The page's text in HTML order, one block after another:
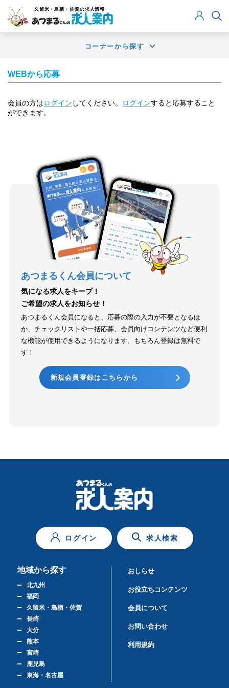
久留米・鳥栖・佐賀の求人情報
コーナーから探す
WEBから応募
会員の方はログイン してください。 ログインすると応募すること
ができます。
あつまるくん会員について
気になる求人をキープ！
ご希望の求人をお知らせ！
あつまるくん会員になると、応募の際の入力が不要となるほ
か、チェックリストや一括応募、会員向けコンテンツなど便利
な機能が使用できるようになります。もちろん登録は無料で
す！
新規会員登録はこちらから
ログイン 求人検索
地域から探す
北九州
福岡
久留米・鳥栖・佐賀
長崎
大分
熊本
宮崎
鹿児島
東海・名古屋
おしらせ
お役立ちコンテンツ
会員について
お問い合わせ
利用規約